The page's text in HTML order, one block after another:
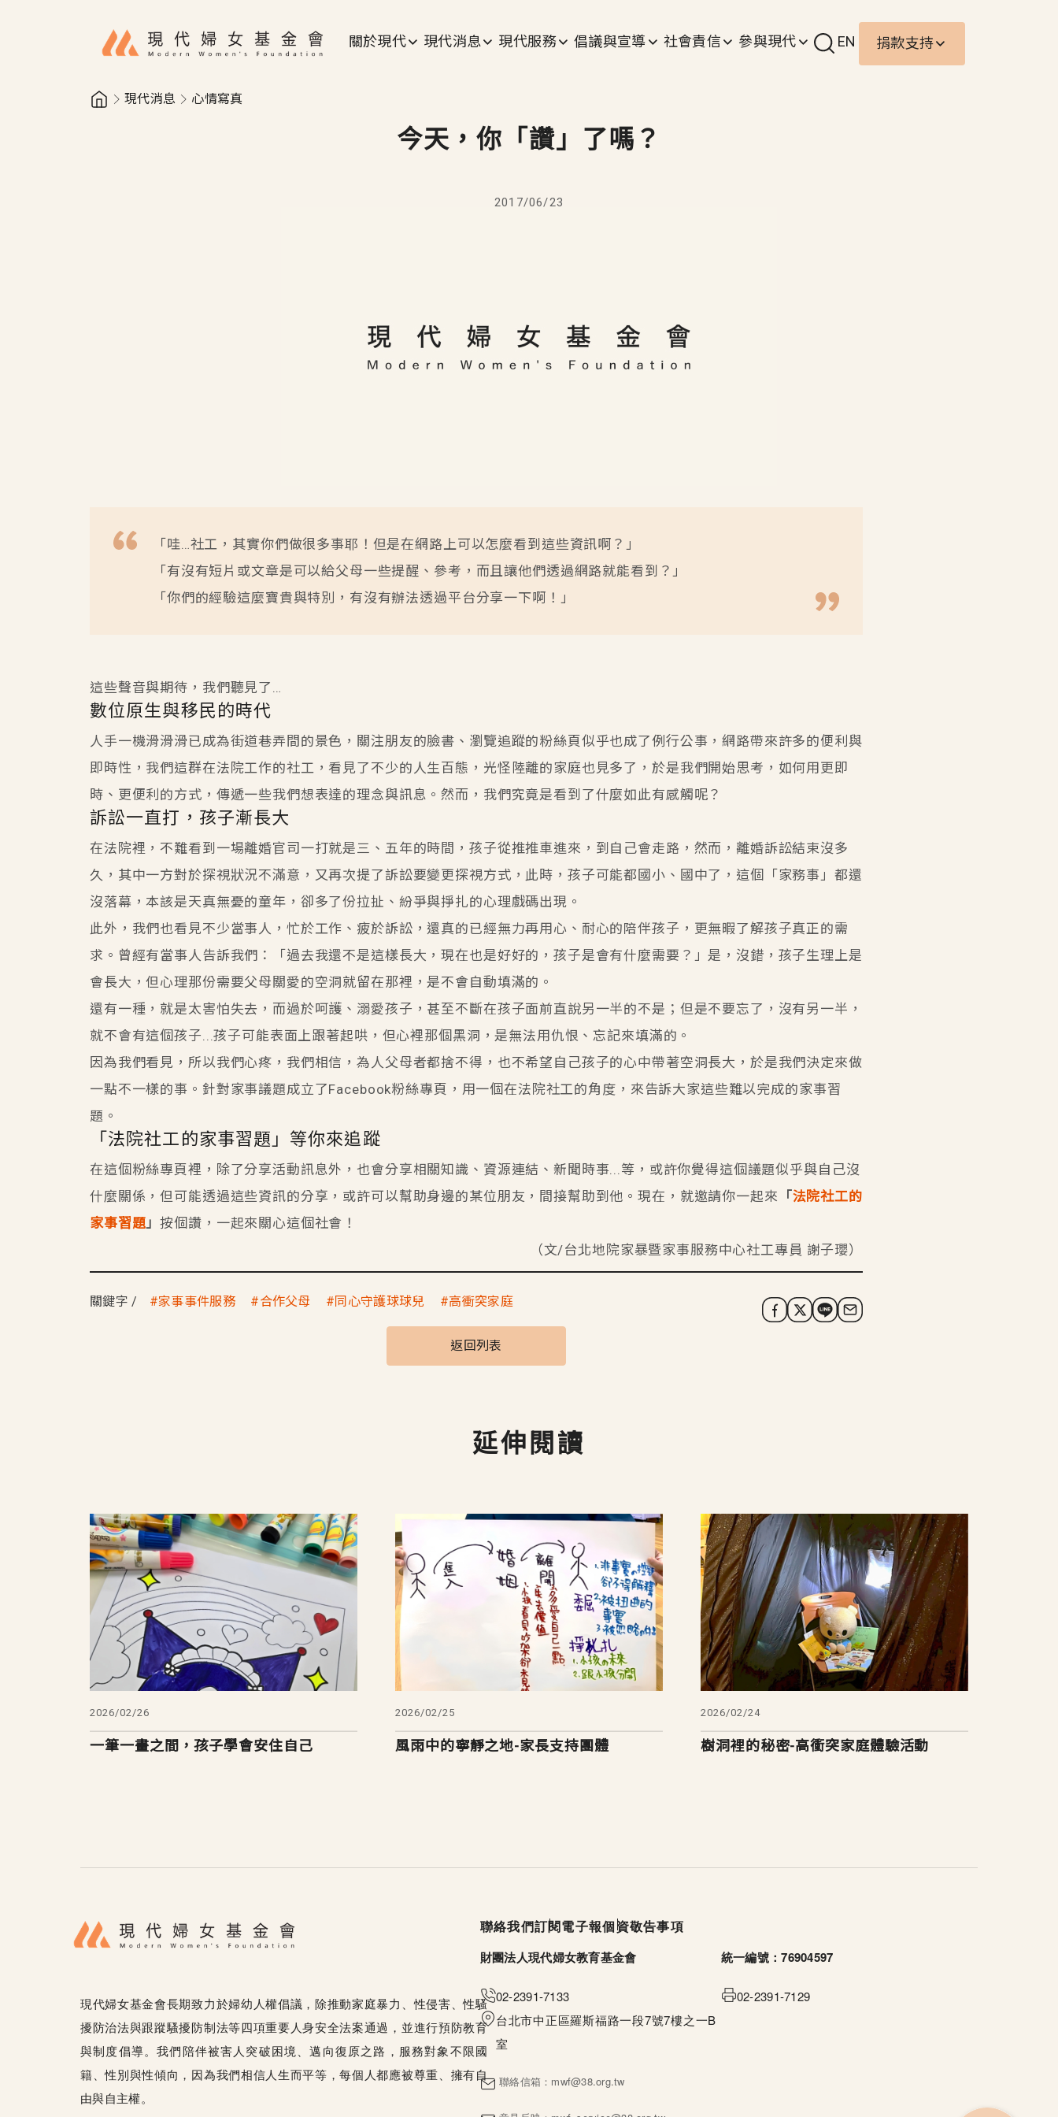
主選單
關於現代 現代消息 現代服務 倡議與宣導 社會責信 參與現代 EN 捐款支持
現代消息 心情寫真
今天，你「讚」了嗎？
2017/06/23
「哇…社工，其實你們做很多事耶！但是在網路上可以怎麼看到這些資訊啊？」
「有沒有短片或文章是可以給父母一些提醒、參考，而且讓他們透過網路就能看到？」
「你們的經驗這麼寶貴與特別，有沒有辦法透過平台分享一下啊！」
這些聲音與期待，我們聽見了…
數位原生與移民的時代
人手一機滑滑滑已成為街道巷弄間的景色，關注朋友的臉書、瀏覽追蹤的粉絲頁似乎也成了例行公事，網路帶來許多的便利與
即時性，我們這群在法院工作的社工，看見了不少的人生百態，光怪陸離的家庭也見多了，於是我們開始思考，如何用更即
時、更便利的方式，傳遞一些我們想表達的理念與訊息。然而，我們究竟是看到了什麼如此有感觸呢？
訴訟一直打，孩子漸長大
在法院裡，不難看到一場離婚官司一打就是三、五年的時間，孩子從推推車進來，到自己會走路，然而，離婚訴訟結束沒多
久，其中一方對於探視狀況不滿意，又再次提了訴訟要變更探視方式，此時，孩子可能都國小、國中了，這個「家務事」都還
沒落幕，本該是天真無憂的童年，卻多了份拉扯、紛爭與掙扎的心理戲碼出現。
此外，我們也看見不少當事人，忙於工作、疲於訴訟，還真的已經無力再用心、耐心的陪伴孩子，更無暇了解孩子真正的需
求。曾經有當事人告訴我們：「過去我還不是這樣長大，現在也是好好的，孩子是會有什麼需要？」是，沒錯，孩子生理上是
會長大，但心理那份需要父母關愛的空洞就留在那裡，是不會自動填滿的。
還有一種，就是太害怕失去，而過於呵護、溺愛孩子，甚至不斷在孩子面前直說另一半的不是；但是不要忘了，沒有另一半，
就不會有這個孩子...孩子可能表面上跟著起哄，但心裡那個黑洞，是無法用仇恨、忘記來填滿的。
因為我們看見，所以我們心疼，我們相信，為人父母者都捨不得，也不希望自己孩子的心中帶著空洞長大，於是我們決定來做
一點不一樣的事。針對家事議題成立了Facebook粉絲專頁，用一個在法院社工的角度，來告訴大家這些難以完成的家事習
題。
「法院社工的家事習題」等你來追蹤
在這個粉絲專頁裡，除了分享活動訊息外，也會分享相關知識、資源連結、新聞時事...等，或許你覺得這個議題似乎與自己沒
什麼關係，但可能透過這些資訊的分享，或許可以幫助身邊的某位朋友，間接幫助到他。現在，就邀請你一起來 「 法院社工的
家事習題」按個讚，一起來關心這個社會！
（文/台北地院家暴暨家事服務中心社工專員 謝子瓔）
關鍵字 家事事件服務 合作父母 同心守護球球兒 高衝突家庭
返回列表
延伸閱讀
2026/02/26
一筆一畫之間，孩子學會安住自己
2026/02/25
風雨中的寧靜之地-家長支持團體
2026/02/24
樹洞裡的秘密-高衝突家庭體驗活動
現代婦女基金會長期致力於婦幼人權倡議，除推動家庭暴力、性侵害、性騷
擾防治法與跟蹤騷擾防制法等四項重要人身安全法案通過，並進行預防教育
與制度倡導。我們陪伴被害人突破困境、邁向復原之路，服務對象不限國
籍、性別與性傾向，因為我們相信人生而平等，每個人都應被尊重、擁有自
由與自主權。
聯絡我們訂閱電子報個資敬告事項
財團法人現代婦女教育基金會 統一編號：76904597
02-2391-7133
02-2391-7129
台北市中正區羅斯福路一段7號7樓之一B
室
聯絡信箱： mwf@38.org.tw